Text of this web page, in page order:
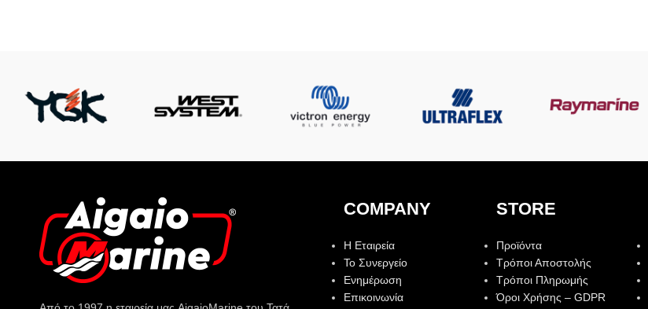
COMPANY
Η Εταιρεία
Το Συνεργείο
Ενημέρωση
Επικοινωνία
STORE
Προϊόντα
Τρόποι Αποστολής
Τρόποι Πληρωμής
Όροι Χρήσης – GDPR